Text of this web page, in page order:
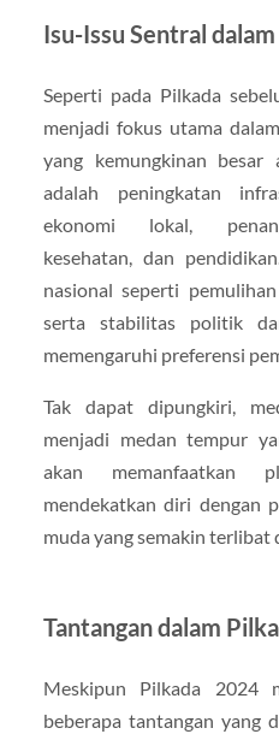
Isu-Issu Sentral
Seperti pada Pilkada
menjadi fokus utama
yang kemungkinan
adalah peningkatan
ekonomi lokal,
kesehatan, dan
nasional seperti
serta stabilitas politik
memengaruhi preferensi
Tak dapat dipungkiri,
menjadi medan tempur
akan memanfaatkan
mendekatkan diri dengan
muda yang semakin terlibat
Tantangan dalam
Meskipun Pilkada 2024
beberapa tantangan yang